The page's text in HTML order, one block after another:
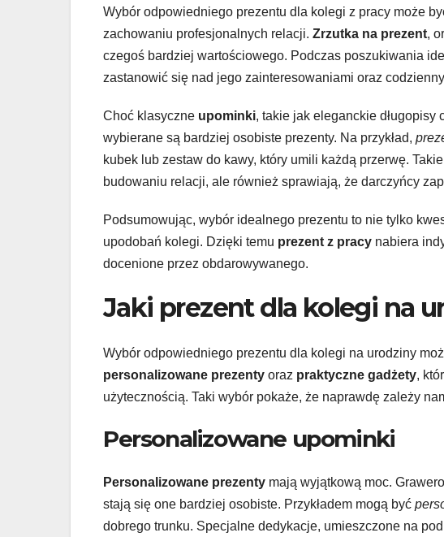
Wybór odpowiedniego prezentu dla kolegi z pracy może
zachowaniu profesjonalnych relacji. Zrzutka na prezent,
czegoś bardziej wartościowego. Podczas poszukiwania
zastanowić się nad jego zainteresowaniami oraz
Choć klasyczne upominki, takie jak eleganckie długopisy
wybierane są bardziej osobiste prezenty. Na przykład,
kubek lub zestaw do kawy, który umili każdą przerwę.
budowaniu relacji, ale również sprawiają, że darczyńcy
Podsumowując, wybór idealnego prezentu to nie tylko
upodobań kolegi. Dzięki temu prezent z pracy nabiera
docenione przez obdarowywanego.
Jaki prezent dla kolegi na
Wybór odpowiedniego prezentu dla kolegi na urodziny
personalizowane prezenty oraz praktyczne gadżety,
użytecznością. Taki wybór pokaże, że naprawdę zależy
Personalizowane upominki
Personalizowane prezenty mają wyjątkową moc.
stają się one bardziej osobiste. Przykładem mogą być
dobrego trunku. Specjalne dedykacje, umieszczone na